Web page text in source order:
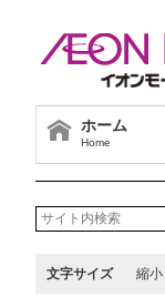
ホーム
Home
文字サイズ 縮小